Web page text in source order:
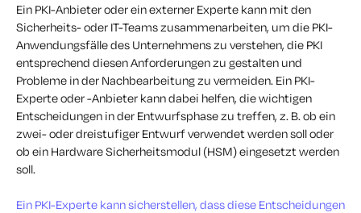
Ein PKI-Anbieter oder ein externer Experte kann mit den
Sicherheits- oder IT-Teams zusammenarbeiten, um die PKI-
Anwendungsfälle des Unternehmens zu verstehen, die PKI
entsprechend diesen Anforderungen zu gestalten und
Probleme in der Nachbearbeitung zu vermeiden. Ein PKI-
Experte oder -Anbieter kann dabei helfen, die wichtigen
Entscheidungen in der Entwurfsphase zu treffen, z. B. ob ein
zwei- oder dreistufiger Entwurf verwendet werden soll oder
ob ein Hardware Sicherheitsmodul (HSM) eingesetzt werden
soll.
Ein PKI-Experte kann sicherstellen, dass diese Entscheidungen